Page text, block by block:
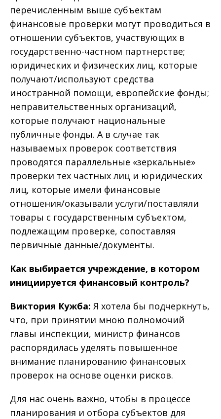
перечисленным выше субъектам
финансовые проверки могут проводиться в
отношении субъектов, участвующих в
государственно-частном партнерстве;
юридических и физических лиц, которые
получают/используют средства
иностранной помощи, европейские фонды;
неправительственных организаций,
которые получают национальные
публичные фонды. А в случае так
называемых проверок соответствия
проводятся параллельные «зеркальные»
проверки тех частных лиц и юридических
лиц, которые имели финансовые
отношения/оказывали услуги/поставляли
товары с государственным субъектом,
подлежащим проверке, сопоставляя
первичные данные/документы.
Как выбирается учреждение, в котором
инициируется финансовый контроль?
Виктория Кужба: Я хотела бы подчеркнуть,
что, при принятии мною полномочий
главы инспекции, министр финансов
распорядилась уделять повышенное
внимание планированию финансовых
проверок на основе оценки рисков.
Для нас очень важно, чтобы в процессе
планирования и отбора субъектов для